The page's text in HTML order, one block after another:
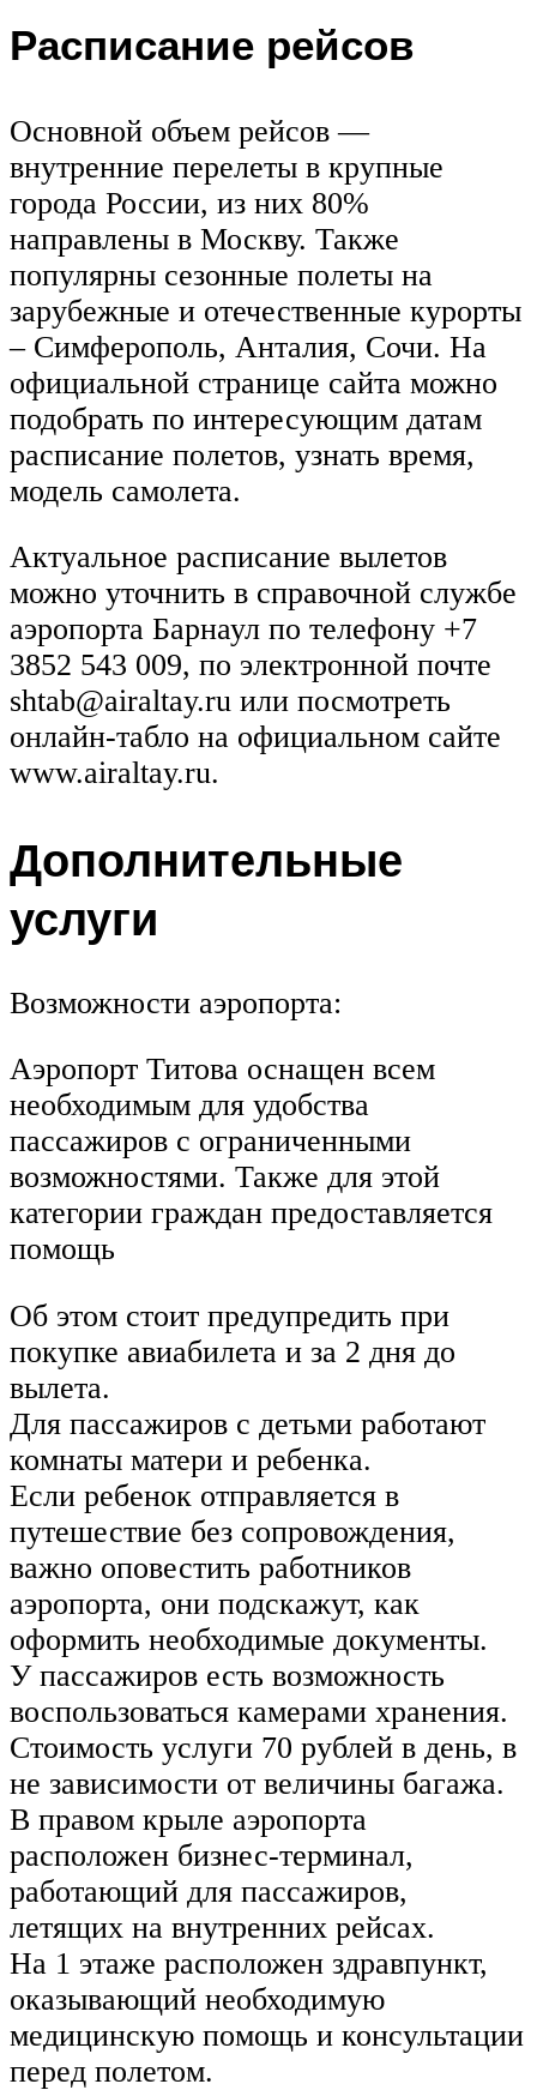
Расписание рейсов
Основной объем рейсов —
внутренние перелеты в крупные
города России, из них 80%
направлены в Москву. Также
популярны сезонные полеты на
зарубежные и отечественные курорты
– Симферополь, Анталия, Сочи. На
официальной странице сайта можно
подобрать по интересующим датам
расписание полетов, узнать время,
модель самолета.
Актуальное расписание вылетов
можно уточнить в справочной службе
аэропорта Барнаул по телефону +7
3852 543 009, по электронной почте
shtab@airaltay.ru или посмотреть
онлайн-табло на официальном сайте
www.airaltay.ru.
Дополнительные
услуги
Возможности аэропорта:
Аэропорт Титова оснащен всем
необходимым для удобства
пассажиров с ограниченными
возможностями. Также для этой
категории граждан предоставляется
помощь
Об этом стоит предупредить при
покупке авиабилета и за 2 дня до
вылета.
Для пассажиров с детьми работают
комнаты матери и ребенка.
Если ребенок отправляется в
путешествие без сопровождения,
важно оповестить работников
аэропорта, они подскажут, как
оформить необходимые документы.
У пассажиров есть возможность
воспользоваться камерами хранения.
Стоимость услуги 70 рублей в день, в
не зависимости от величины багажа.
В правом крыле аэропорта
расположен бизнес-терминал,
работающий для пассажиров,
летящих на внутренних рейсах.
На 1 этаже расположен здравпункт,
оказывающий необходимую
медицинскую помощь и консультации
перед полетом.